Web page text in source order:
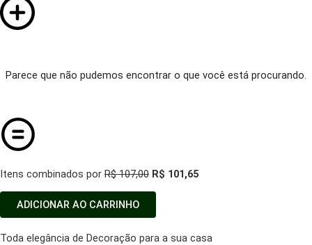
Parece que não pudemos encontrar o que você está procurando.
Itens combinados por R$ 107,00 R$ 101,65
ADICIONAR AO CARRINHO
Toda elegância de Decoração para a sua casa